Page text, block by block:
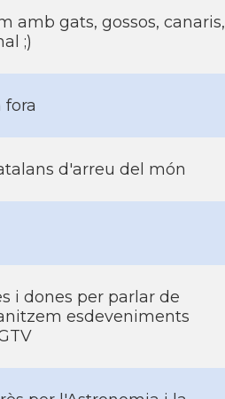
amb gats, gossos, canaris,
;)
fora
d'arreu del món
i dones per parlar de
esdeveniments